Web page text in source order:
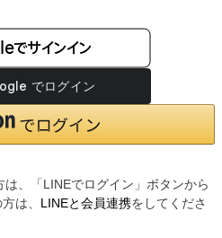
サインイン
、「LINEでログイン」ボタンから
は、 LINEと会員連携をしてくださ